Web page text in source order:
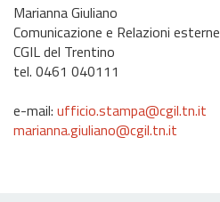
Marianna Giuliano
Comunicazione e Relazioni esterne
CGIL del Trentino
tel. 0461 040111
e-mail: ufficio.stampa@cgil.tn.it
marianna.giuliano@cgil.tn.it